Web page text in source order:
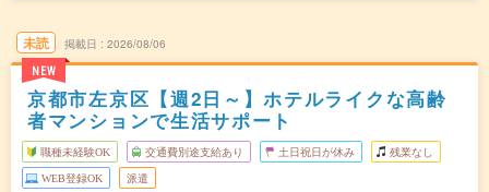
未読
NEW
掲載日 2026/08/06
京都市左京区【週2日～】ホテルライクな高齢
者マンションで生活サポート
職種未経験OK 交通費別途支給あり 土日祝日が休み 残業なし
WEB登録OK 派遣